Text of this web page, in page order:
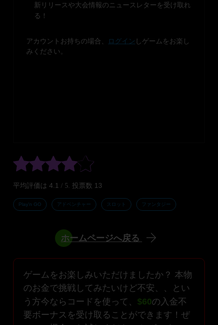
新リリースや大会情報のニュースレターを受け取れ
る！
アカウントお持ちの場合、 ログイン しゲームをお楽し
みください。
平均評価は 4.1 / 5. 投票数 13
Play'n GO アドベンチャー スロット ファンタジー
ホームページへ戻る
ゲームをお楽しみいただけましたか？ 本物
のお金で挑戦してみたいけど不安、、とい
う方今ならコードを使って、 $60の入金不
要ボーナスを受け取ることができます！ぜ